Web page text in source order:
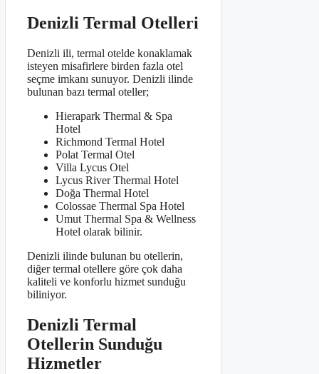
Denizli Termal Otelleri
Denizli ili, termal otelde konaklamak
isteyen misafirlere birden fazla otel
seçme imkanı sunuyor. Denizli ilinde
bulunan bazı termal oteller;
Hierapark Thermal & Spa
Hotel
Richmond Termal Hotel
Polat Termal Otel
Villa Lycus Otel
Lycus River Thermal Hotel
Doğa Thermal Hotel
Colossae Thermal Spa Hotel
Umut Thermal Spa & Wellness
Hotel olarak bilinir.
Denizli ilinde bulunan bu otellerin,
diğer termal otellere göre çok daha
kaliteli ve konforlu hizmet sunduğu
biliniyor.
Denizli Termal
Otellerin Sunduğu
Hizmetler